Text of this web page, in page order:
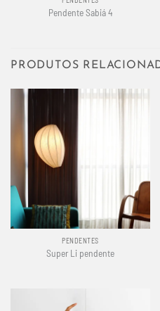
Pendente Sabiá 4
PRODUTOS
PENDENTES
Super Li pendente